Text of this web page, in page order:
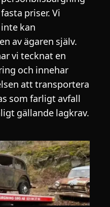
priser. Vi
kan
av ägaren själv.
vi tecknat en
och innehar
att transportera
som farligt avfall
gällande lagkrav.